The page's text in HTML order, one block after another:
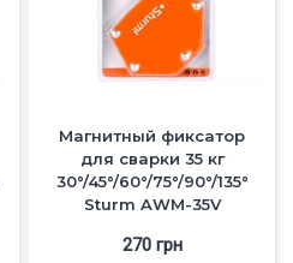
Магнитный фиксатор
для сварки 35 кг
30°/45°/60°/75°/90°/135°
Sturm AWM-35V
270 грн